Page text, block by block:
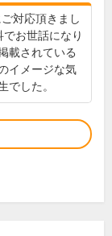
対応頂きまし
でお世話になり
載されている
イメージな気
でした。